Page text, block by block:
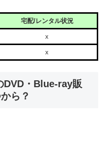
宅配/レンタル状況
x
x
DVD・Blue-ray販
ら？